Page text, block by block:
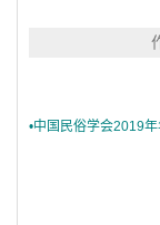
•中国民俗学会2019年